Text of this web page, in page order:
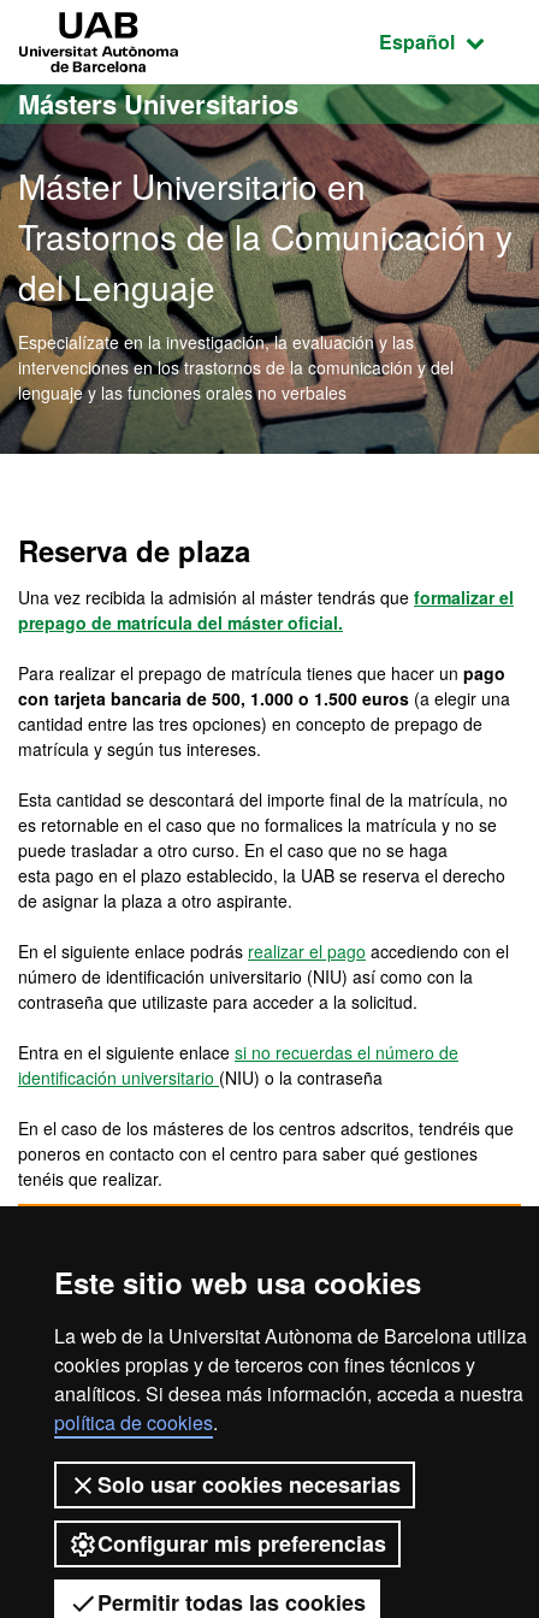
Este sitio web usa cookies
La web de la Universitat Autònoma de Barcelona utiliza
cookies propias y de terceros con fines técnicos y
analíticos. Si desea más información, acceda a nuestra
política de cookies.
Solo usar cookies necesarias
Configurar mis preferencias
Permitir todas las cookies
Acceso al contenido principal
Acceso a la navegación de la página
Idioma
Español
Másters Universitarios
Máster Universitario en
Trastornos de la Comunicación y
del Lenguaje
Especialízate en la investigación, la evaluación y las
intervenciones en los trastornos de la comunicación y del
lenguaje y las funciones orales no verbales
Reserva de plaza
Una vez recibida la admisión al máster tendrás que formalizar el
prepago de matrícula del máster oficial.
Para realizar el prepago de matrícula tienes que hacer un pago
con tarjeta bancaria de 500, 1.000 o 1.500 euros (a elegir una
cantidad entre las tres opciones) en concepto de prepago de
matrícula y según tus intereses.
Esta cantidad se descontará del importe final de la matrícula, no
es retornable en el caso que no formalices la matrícula y no se
puede trasladar a otro curso. En el caso que no se haga
esta pago en el plazo establecido, la UAB se reserva el derecho
de asignar la plaza a otro aspirante.
En el siguiente enlace podrás realizar el pago accediendo con el
número de identificación universitario (NIU) así como con la
contraseña que utilizaste para acceder a la solicitud.
Entra en el siguiente enlace si no recuerdas el número de
identificación universitario (NIU) o la contraseña
En el caso de los másteres de los centros adscritos, tendréis que
poneros en contacto con el centro para saber qué gestiones
tenéis que realizar.
2026 Universitat Autònoma de
Barcelona